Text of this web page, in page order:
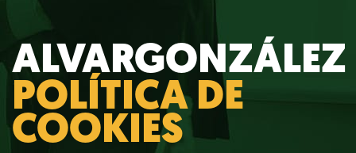
ALVARGONZÁLEZ
POLÍTICA DE
COOKIES